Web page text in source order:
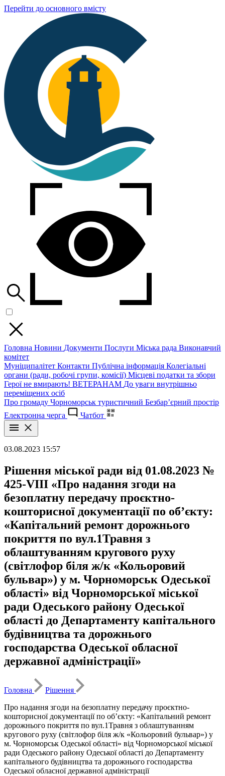
Перейти до основного вмісту
Головна Новини Документи Послуги Міська рада Виконавчий
комітет
Муніципалітет Контакти Публічна інформація Колегіальні
органи (ради, робочі групи, комісії) Місцеві податки та збори
Герої не вмирають! ВЕТЕРАНАМ До уваги внутрішньо
переміщених осіб
Про громаду Чорноморськ туристичний Безбар’єрний простір
Електронна черга
Чатбот
03.08.2023 15:57
Рішення міської ради від 01.08.2023 №
425-VIII «Про надання згоди на
безоплатну передачу проєктно-
кошторисної документації по об’єкту:
«Капітальний ремонт дорожнього
покриття по вул.1Травня з
облаштуванням кругового руху
(світлофор біля ж/к «Кольоровий
бульвар») у м. Чорноморськ Одеської
області» від Чорноморської міської
ради Одеського району Одеської
області до Департаменту капітального
будівництва та дорожнього
господарства Одеської обласної
державної адміністрації»
Головна
Рішення
Про надання згоди на безоплатну передачу проєктно-
кошторисної документації по об’єкту: «Капітальний ремонт
дорожнього покриття по вул.1Травня з облаштуванням
кругового руху (світлофор біля ж/к «Кольоровий бульвар») у
м. Чорноморськ Одеської області» від Чорноморської міської
ради Одеського району Одеської області до Департаменту
капітального будівництва та дорожнього господарства
Одеської обласної державної адміністрації